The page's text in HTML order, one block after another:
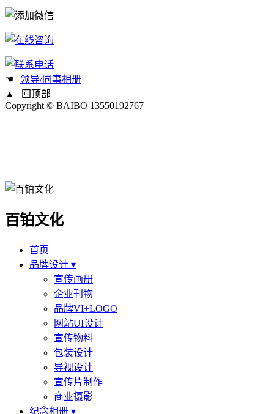
☚ | 领导/同事相册
▲ | 回顶部
Copyright © BAIBO 13550192767
百铂文化
首页
品牌设计 ▾
宣传画册
企业刊物
品牌VI+LOGO
网站UI设计
宣传物料
包装设计
导视设计
宣传片制作
商业摄影
纪念相册 ▾